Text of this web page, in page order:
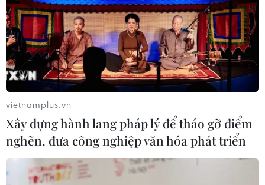
vietnamplus.vn
Xây dựng hành lang pháp lý để tháo gỡ điểm
nghẽn, đưa công nghiệp văn hóa phát triển